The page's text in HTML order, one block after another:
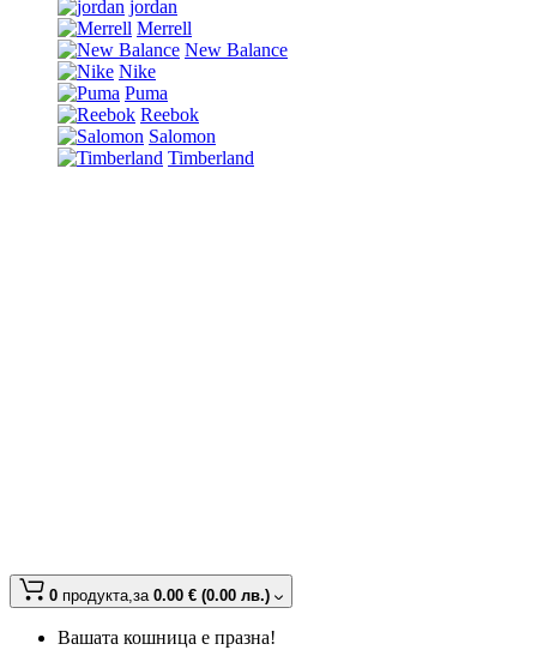
jordan
Merrell
New Balance
Nike
Puma
Reebok
Salomon
Timberland
0 продукта,за 0.00 € (0.00 лв.)
Вашата кошница е празна!